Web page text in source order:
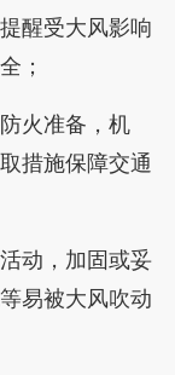
醒受大风影响
；
火准备，机
措施保障交通
动，加固或妥
易被大风吹动